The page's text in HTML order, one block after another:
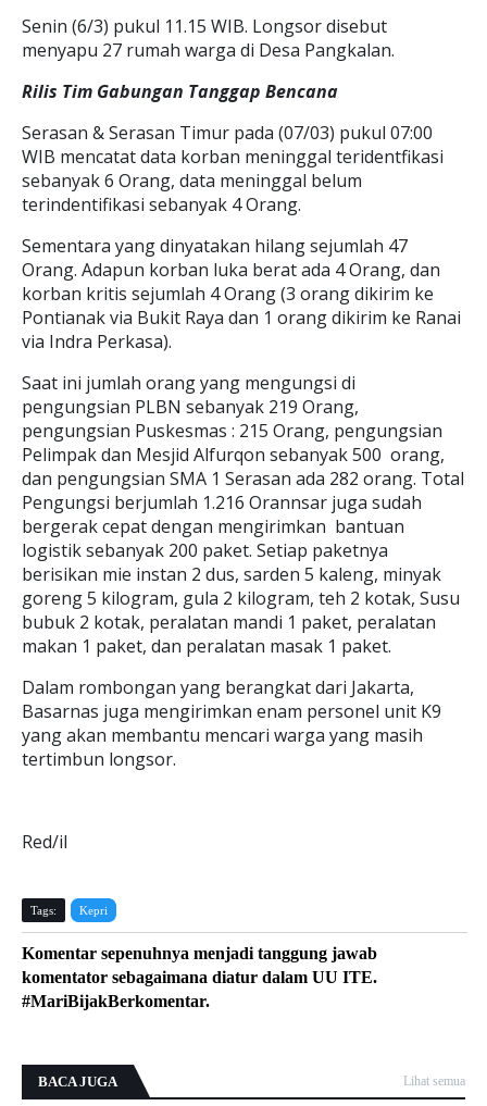
Senin (6/3) pukul 11.15 WIB. Longsor disebut
menyapu 27 rumah warga di Desa Pangkalan.
Rilis Tim Gabungan Tanggap Bencana
Serasan & Serasan Timur pada (07/03) pukul 07:00
WIB mencatat data korban meninggal teridentfikasi
sebanyak 6 Orang, data meninggal belum
terindentifikasi sebanyak 4 Orang.
Sementara yang dinyatakan hilang sejumlah 47
Orang. Adapun korban luka berat ada 4 Orang, dan
korban kritis sejumlah 4 Orang (3 orang dikirim ke
Pontianak via Bukit Raya dan 1 orang dikirim ke Ranai
via Indra Perkasa).
Saat ini jumlah orang yang mengungsi di
pengungsian PLBN sebanyak 219 Orang,
pengungsian Puskesmas : 215 Orang, pengungsian
Pelimpak dan Mesjid Alfurqon sebanyak 500 orang,
dan pengungsian SMA 1 Serasan ada 282 orang. Total
Pengungsi berjumlah 1.216 Orannsar juga sudah
bergerak cepat dengan mengirimkan bantuan
logistik sebanyak 200 paket. Setiap paketnya
berisikan mie instan 2 dus, sarden 5 kaleng, minyak
goreng 5 kilogram, gula 2 kilogram, teh 2 kotak, Susu
bubuk 2 kotak, peralatan mandi 1 paket, peralatan
makan 1 paket, dan peralatan masak 1 paket.
Dalam rombongan yang berangkat dari Jakarta,
Basarnas juga mengirimkan enam personel unit K9
yang akan membantu mencari warga yang masih
tertimbun longsor.
Red/il
Tags: Kepri
Komentar sepenuhnya menjadi tanggung jawab
komentator sebagaimana diatur dalam UU ITE.
#MariBijakBerkomentar.
BACA JUGA Lihat semua